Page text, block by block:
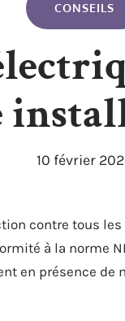
CONSEILS
10 février
contre tous les
à la norme
en présence de